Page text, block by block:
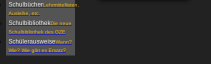
SchulbücherLehrmittellisten,
Ausleihe, etc.
SchulbibliothekDie neue
Schulbibliothek des GZE
SchülerausweiseWann?
Wie? Wie gibt es Ersatz?